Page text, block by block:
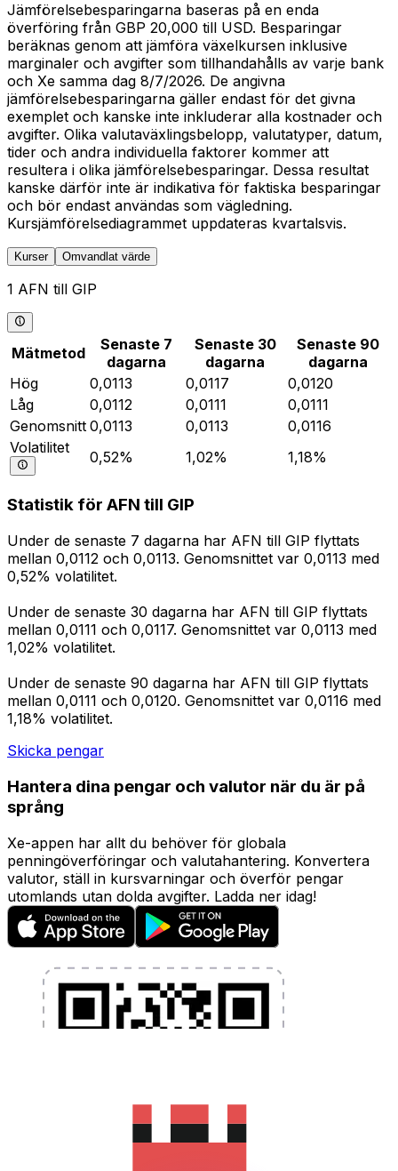
Jämförelsebesparingarna baseras på en enda
överföring från GBP 20,000 till USD. Besparingar
beräknas genom att jämföra växelkursen inklusive
marginaler och avgifter som tillhandahålls av varje bank
och Xe samma dag 8/7/2026. De angivna
jämförelsebesparingarna gäller endast för det givna
exemplet och kanske inte inkluderar alla kostnader och
avgifter. Olika valutaväxlingsbelopp, valutatyper, datum,
tider och andra individuella faktorer kommer att
resultera i olika jämförelsebesparingar. Dessa resultat
kanske därför inte är indikativa för faktiska besparingar
och bör endast användas som vägledning.
Kursjämförelsediagrammet uppdateras kvartalsvis.
Kurser Omvandlat värde
1 AFN till GIP
Mätmetod
Senaste 7
dagarna
Senaste 30
dagarna
Senaste 90
dagarna
Hög
0,0113 0,0117
0,0120
Låg
0,0112 0,0111
0,0111
Genomsnitt 0,0113 0,0113
0,0116
Volatilitet
0,52% 1,02% 1,18%
Statistik för AFN till GIP
Under de senaste 7 dagarna har AFN till GIP flyttats
mellan 0,0112 och 0,0113. Genomsnittet var 0,0113 med
0,52% volatilitet.
Under de senaste 30 dagarna har AFN till GIP flyttats
mellan 0,0111 och 0,0117. Genomsnittet var 0,0113 med
1,02% volatilitet.
Under de senaste 90 dagarna har AFN till GIP flyttats
mellan 0,0111 och 0,0120. Genomsnittet var 0,0116 med
1,18% volatilitet.
Skicka pengar
Hantera dina pengar och valutor när du är på
språng
Xe-appen har allt du behöver för globala
penningöverföringar och valutahantering. Konvertera
valutor, ställ in kursvarningar och överför pengar
utomlands utan dolda avgifter. Ladda ner idag!